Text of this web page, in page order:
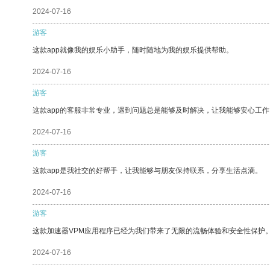
2024-07-16
游客
这款app就像我的娱乐小助手，随时随地为我的娱乐提供帮助。
2024-07-16
游客
这款app的客服非常专业，遇到问题总是能够及时解决，让我能够安心工
2024-07-16
游客
这款app是我社交的好帮手，让我能够与朋友保持联系，分享生活点滴。
2024-07-16
游客
这款加速器VPM应用程序已经为我们带来了无限的流畅体验和安全性保护
2024-07-16